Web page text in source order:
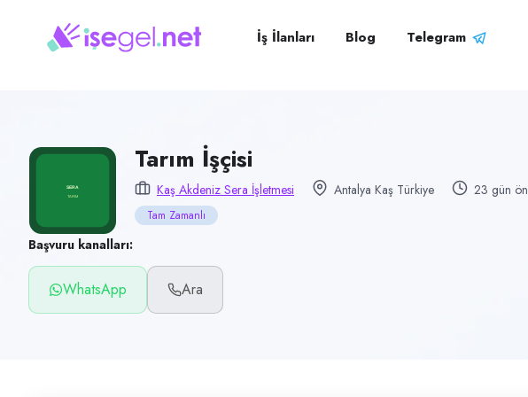
Tarım İşçisi
Tarım & Hayvancılık
Çalışma şekli
Tam Zamanlı
Yayın tarihi
15 Temmuz 2026
İş İlanları Blog Telegram
Tarım İşçisi
Kaş Akdeniz Sera İşletmesi Antalya Kaş Türkiye 23 gün
Tam Zamanlı
Başvuru kanalları:
WhatsApp Ara